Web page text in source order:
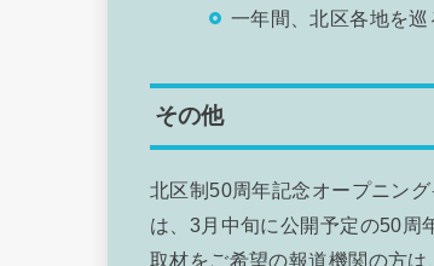
一年間、北区各地を
その他
北区制50周年記念オープニン
は、3月中旬に公開予定の50周
取材をご希望の報道機関の方は